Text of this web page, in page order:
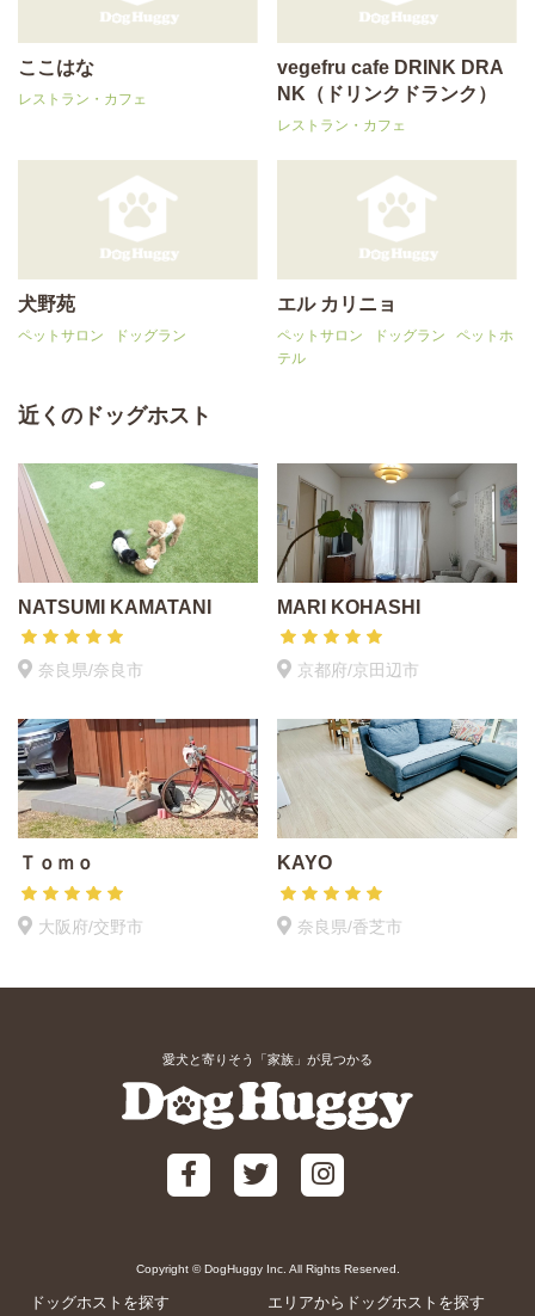
ここはな
レストラン・カフェ
vegefru cafe DRINK DRA
NK（ドリンクドランク）
レストラン・カフェ
犬野苑
ペットサロン ドッグラン
エル カリニョ
ペットサロン ドッグラン
ペットホ
テル
近くのドッグホスト
NATSUMI KAMATANI
奈良県/奈良市
MARI KOHASHI
京都府/京田辺市
Ｔｏｍｏ
大阪府/交野市
KAYO
奈良県/香芝市
愛犬と寄りそう「家族」が見つかる
Copyright © DogHuggy Inc. All Rights Reserved.
ドッグホストを探す エリアからドッグホストを探す